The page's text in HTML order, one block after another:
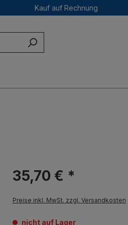
Kauf auf Rechnung
35,70 € *
Preise inkl. MwSt. zzgl. Versandkosten
nicht auf Lager